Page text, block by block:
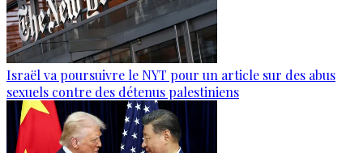
Israël va poursuivre le NYT pour un article sur des abus
sexuels contre des détenus palestiniens